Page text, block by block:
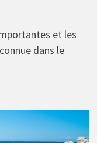
et les
dans le